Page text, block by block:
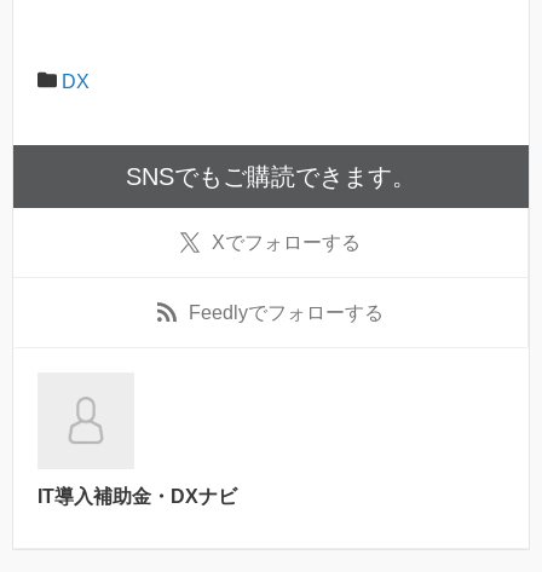
DX
SNSでもご購読できます。
Xでフォローする
Feedlyでフォローする
IT導入補助金・DXナビ